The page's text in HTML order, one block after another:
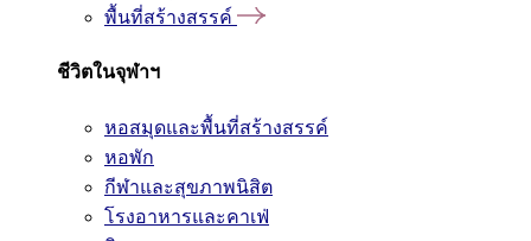
พื้นที่สร้างสรรค์
ชีวิตในจุฬาฯ
หอสมุดและพื้นที่สร้างสรรค์
หอพัก
กีฬาและสุขภาพนิสิต
โรงอาหารและคาเฟ่